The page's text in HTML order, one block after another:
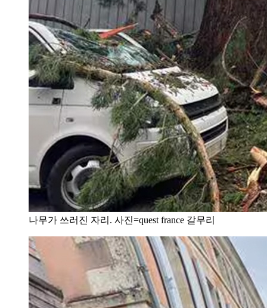
나무가 쓰러진 자리. 사진=quest france 갈무리